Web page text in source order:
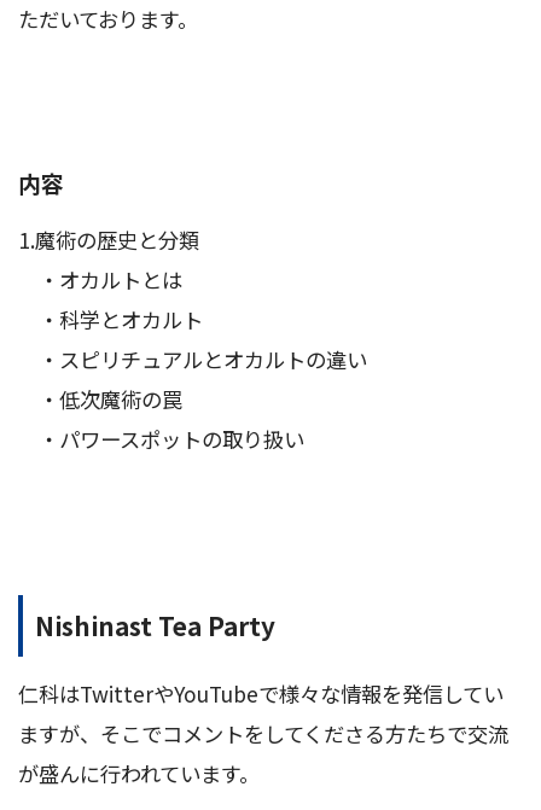
ただいております。
内容
1.魔術の歴史と分類
・オカルトとは
・科学とオカルト
・スピリチュアルとオカルトの違い
・低次魔術の罠
・パワースポットの取り扱い
Nishinast Tea Party
仁科はTwitterやYouTubeで様々な情報を発信してい
ますが、そこでコメントをしてくださる方たちで交流
が盛んに行われています。